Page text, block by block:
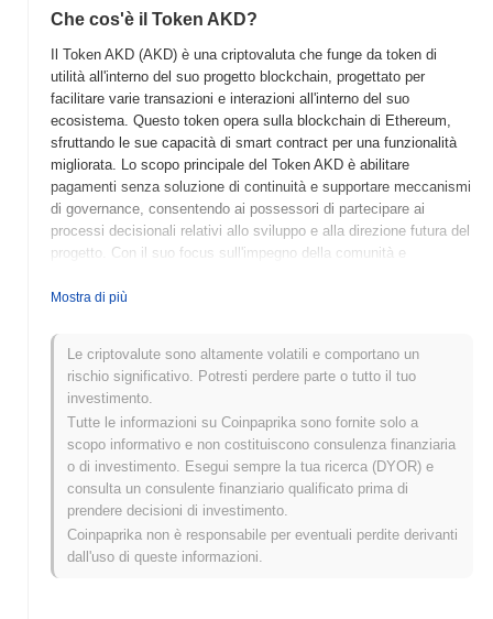
Che cos'è il Token AKD?
Il Token AKD (AKD) è una criptovaluta che funge da token di
utilità all'interno del suo progetto blockchain, progettato per
facilitare varie transazioni e interazioni all'interno del suo
ecosistema. Questo token opera sulla blockchain di Ethereum,
sfruttando le sue capacità di smart contract per una funzionalità
migliorata. Lo scopo principale del Token AKD è abilitare
pagamenti senza soluzione di continuità e supportare meccanismi
di governance, consentendo ai possessori di partecipare ai
processi decisionali relativi allo sviluppo e alla direzione futura del
progetto. Con il suo focus sull'impegno della comunità e
utenti e sviluppatori.
Quando e come è iniziato il Token AKD?
Il Token AKD è stato lanciato nel 2021 come parte di un'iniziativa
di finanza decentralizzata (DeFi) mirata a fornire agli utenti
soluzioni finanziarie innovative. Sviluppato da un team di
appassionati di blockchain, il progetto ha rapidamente guadagnato
trazione all'interno della comunità crypto. Inizialmente elencato su
diversi exchange decentralizzati, lo sviluppo iniziale del Token
AKD è stato caratterizzato da partnership strategiche e sforzi di
coinvolgimento della comunità che hanno contribuito a stabilire la
sua presenza nel competitivo panorama DeFi.
Cosa ci aspetta per il Token AKD?
Mostra di più
Le criptovalute sono altamente volatili e comportano un
rischio significativo. Potresti perdere parte o tutto il tuo
investimento.
Tutte le informazioni su Coinpaprika sono fornite solo a
scopo informativo e non costituiscono consulenza finanziaria
o di investimento. Esegui sempre la tua ricerca (DYOR) e
consulta un consulente finanziario qualificato prima di
prendere decisioni di investimento.
Coinpaprika non è responsabile per eventuali perdite derivanti
dall'uso di queste informazioni.